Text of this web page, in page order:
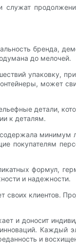
служат
бренда,
до мелочей.
упаковку,
может
детали,
к деталям.
минимум
покупателям
формул,
и надежности.
своих клиентов.
и доносит
Каждый
и